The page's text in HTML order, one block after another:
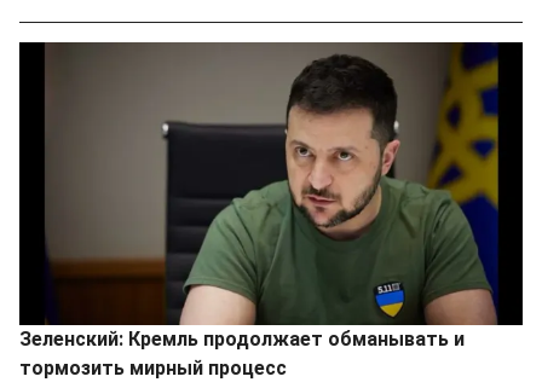
Зеленский: Кремль продолжает обманывать и
тормозить мирный процесс